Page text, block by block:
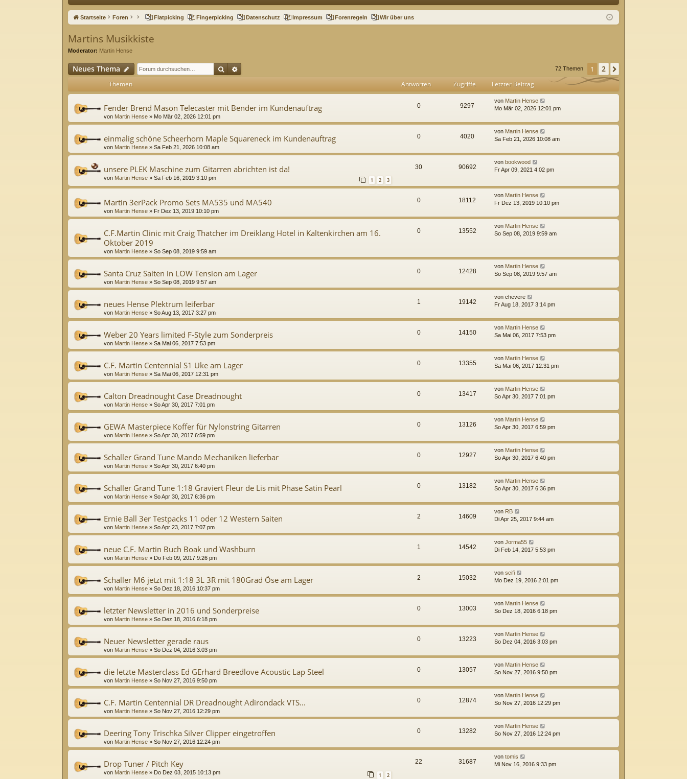
ne
ug
Q m ist
Startseite Foren Flatpicking Fingerpicking Datenschutz Impressum Forenregeln Wir über uns
Martins Musikkiste
Moderator: Martin Hense
Neues Thema SucheErweiterte Suche 72 Themen 1 2
Themen Antworten Zugriffe Letzter Beitrag
Fender Brend Mason Telecaster mit Bender im Kundenauftrag
von Martin Hense » Mo Mär 02, 2026 12:01 pm
0 9297
von Martin Hense
Mo Mär 02, 2026 12:01 pm
einmalig schöne Scheerhorn Maple Squareneck im Kundenauftrag
von Martin Hense » Sa Feb 21, 2026 10:08 am
0 4020
von Martin Hense
Sa Feb 21, 2026 10:08 am
unsere PLEK Maschine zum Gitarren abrichten ist da!
von Martin Hense » Sa Feb 16, 2019 3:10 pm 1 2 3
30 90692
von bookwood
Fr Apr 09, 2021 4:02 pm
Martin 3erPack Promo Sets MA535 und MA540
von Martin Hense » Fr Dez 13, 2019 10:10 pm
0 18112
von Martin Hense
Fr Dez 13, 2019 10:10 pm
C.F.Martin Clinic mit Craig Thatcher im Dreiklang Hotel in Kaltenkirchen am 16.
Oktober 2019
von Martin Hense » So Sep 08, 2019 9:59 am
0 13552
von Martin Hense
So Sep 08, 2019 9:59 am
Santa Cruz Saiten in LOW Tension am Lager
von Martin Hense » So Sep 08, 2019 9:57 am
0 12428
von Martin Hense
So Sep 08, 2019 9:57 am
neues Hense Plektrum leiferbar
von Martin Hense » So Aug 13, 2017 3:27 pm
1 19142
von chevere
Fr Aug 18, 2017 3:14 pm
Weber 20 Years limited F-Style zum Sonderpreis
von Martin Hense » Sa Mai 06, 2017 7:53 pm
0 14150
von Martin Hense
Sa Mai 06, 2017 7:53 pm
C.F. Martin Centennial S1 Uke am Lager
von Martin Hense » Sa Mai 06, 2017 12:31 pm
0 13355
von Martin Hense
Sa Mai 06, 2017 12:31 pm
Calton Dreadnought Case Dreadnought
von Martin Hense » So Apr 30, 2017 7:01 pm
0 13417
von Martin Hense
So Apr 30, 2017 7:01 pm
GEWA Masterpiece Koffer für Nylonstring Gitarren
von Martin Hense » So Apr 30, 2017 6:59 pm
0 13126
von Martin Hense
So Apr 30, 2017 6:59 pm
Schaller Grand Tune Mando Mechaniken lieferbar
von Martin Hense » So Apr 30, 2017 6:40 pm
0 12927
von Martin Hense
So Apr 30, 2017 6:40 pm
Schaller Grand Tune 1:18 Graviert Fleur de Lis mit Phase Satin Pearl
von Martin Hense » So Apr 30, 2017 6:36 pm
0 13182
von Martin Hense
So Apr 30, 2017 6:36 pm
Ernie Ball 3er Testpacks 11 oder 12 Western Saiten
von Martin Hense » So Apr 23, 2017 7:07 pm
2 14609
von RB
Di Apr 25, 2017 9:44 am
neue C.F. Martin Buch Boak und Washburn
von Martin Hense » Do Feb 09, 2017 9:26 pm
1 14542
von Jorma55
Di Feb 14, 2017 5:53 pm
Schaller M6 jetzt mit 1:18 3L 3R mit 180Grad Öse am Lager
von Martin Hense » So Dez 18, 2016 10:37 pm
2 15032
von scifi
Mo Dez 19, 2016 2:01 pm
letzter Newsletter in 2016 und Sonderpreise
von Martin Hense » So Dez 18, 2016 6:18 pm
0 13003
von Martin Hense
So Dez 18, 2016 6:18 pm
Neuer Newsletter gerade raus
von Martin Hense » So Dez 04, 2016 3:03 pm
0 13223
von Martin Hense
So Dez 04, 2016 3:03 pm
die letzte Masterclass Ed GErhard Breedlove Acoustic Lap Steel
von Martin Hense » So Nov 27, 2016 9:50 pm
0 13057
von Martin Hense
So Nov 27, 2016 9:50 pm
C.F. Martin Centennial DR Dreadnought Adirondack VTS...
von Martin Hense » So Nov 27, 2016 12:29 pm
0 12874
von Martin Hense
So Nov 27, 2016 12:29 pm
Deering Tony Trischka Silver Clipper eingetroffen
von Martin Hense » So Nov 27, 2016 12:24 pm
0 13282
von Martin Hense
So Nov 27, 2016 12:24 pm
Drop Tuner / Pitch Key
von Martin Hense » Do Dez 03, 2015 10:13 pm 1 2
22 31687
von tomis
Mi Nov 16, 2016 9:33 pm